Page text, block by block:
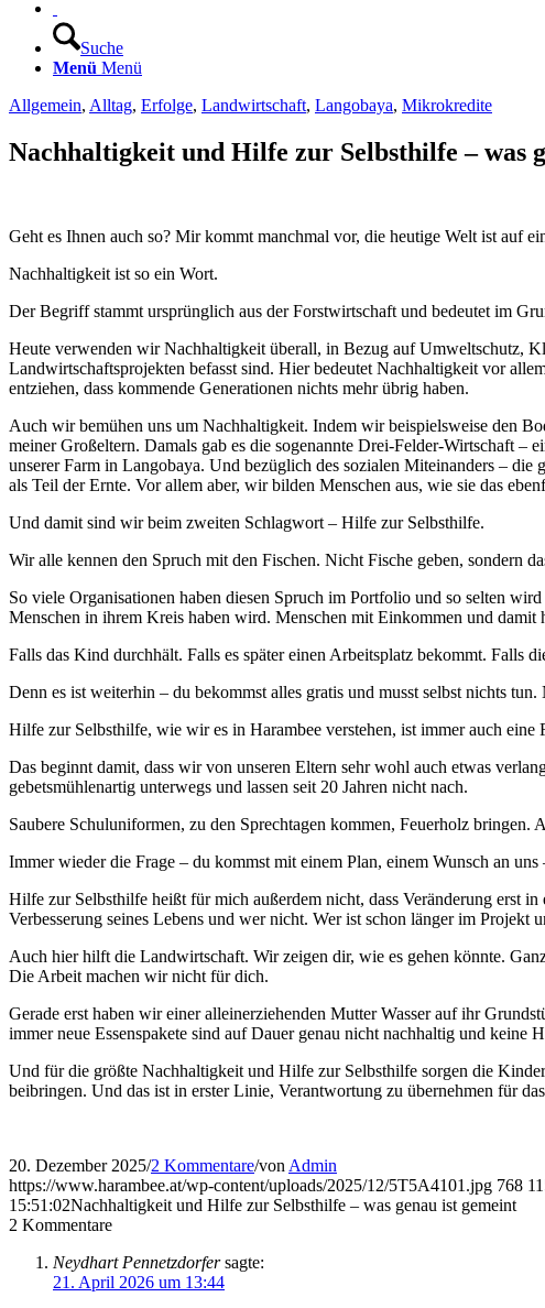
Suche
Menü Menü
Allgemein, Alltag, Erfolge, Landwirtschaft, Langobaya, Mikrokredite
Nachhaltigkeit und Hilfe zur Selbsthilfe – was
Geht es Ihnen auch so? Mir kommt manchmal vor, die heutige Welt ist auf
Nachhaltigkeit ist so ein Wort.
Der Begriff stammt ursprünglich aus der Forstwirtschaft und bedeutet im
Heute verwenden wir Nachhaltigkeit überall, in Bezug auf Umweltschutz,
Landwirtschaftsprojekten befasst sind. Hier bedeutet Nachhaltigkeit vor
entziehen, dass kommende Generationen nichts mehr übrig haben.
Auch wir bemühen uns um Nachhaltigkeit. Indem wir beispielsweise den
meiner Großeltern. Damals gab es die sogenannte Drei-Felder-Wirtschaft
unserer Farm in Langobaya. Und bezüglich des sozialen Miteinanders –
als Teil der Ernte. Vor allem aber, wir bilden Menschen aus, wie sie das
Und damit sind wir beim zweiten Schlagwort – Hilfe zur Selbsthilfe.
Wir alle kennen den Spruch mit den Fischen. Nicht Fische geben, sondern
So viele Organisationen haben diesen Spruch im Portfolio und so selten
Menschen in ihrem Kreis haben wird. Menschen mit Einkommen und damit
Falls das Kind durchhält. Falls es später einen Arbeitsplatz bekommt. Falls
Denn es ist weiterhin – du bekommst alles gratis und musst selbst nichts
Hilfe zur Selbsthilfe, wie wir es in Harambee verstehen, ist immer auch
Das beginnt damit, dass wir von unseren Eltern sehr wohl auch etwas
gebetsmühlenartig unterwegs und lassen seit 20 Jahren nicht nach.
Saubere Schuluniformen, zu den Sprechtagen kommen, Feuerholz
Immer wieder die Frage – du kommst mit einem Plan, einem Wunsch an
Hilfe zur Selbsthilfe heißt für mich außerdem nicht, dass Veränderung erst
Verbesserung seines Lebens und wer nicht. Wer ist schon länger im Projekt
Auch hier hilft die Landwirtschaft. Wir zeigen dir, wie es gehen könnte.
Die Arbeit machen wir nicht für dich.
Gerade erst haben wir einer alleinerziehenden Mutter Wasser auf ihr
immer neue Essenspakete sind auf Dauer genau nicht nachhaltig und keine
Und für die größte Nachhaltigkeit und Hilfe zur Selbsthilfe sorgen die
beibringen. Und das ist in erster Linie, Verantwortung zu übernehmen für
20. Dezember 2025/2 Kommentare/von Admin
https://www.harambee.at/wp-content/uploads/2025/12/5T5A4101.jpg 768
15:51:02Nachhaltigkeit und Hilfe zur Selbsthilfe – was genau ist gemeint
2 Kommentare
Neydhart Pennetzdorfer sagte:
21. April 2026 um 13:44